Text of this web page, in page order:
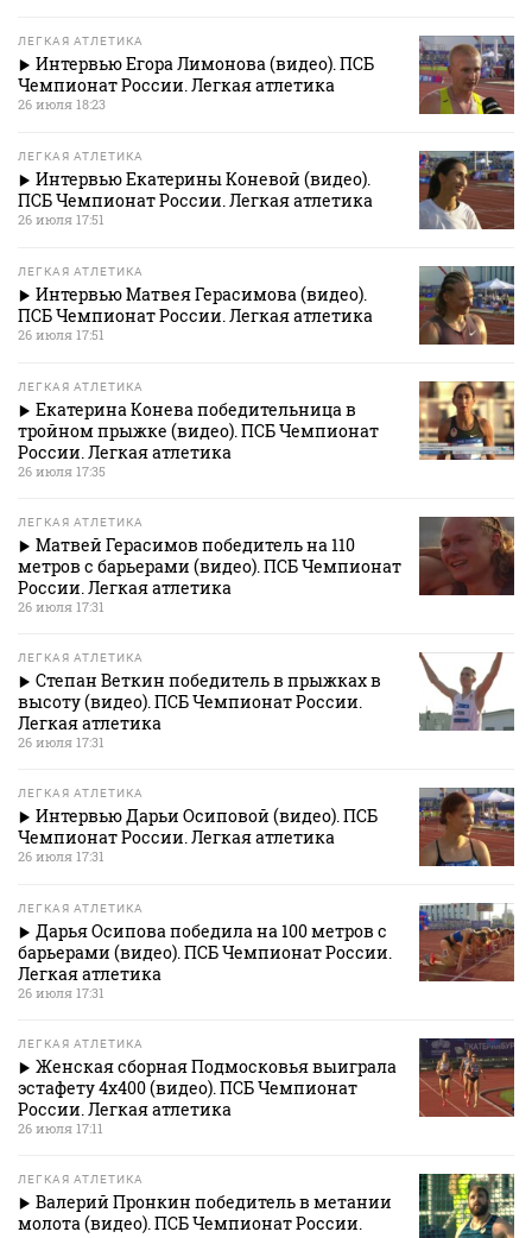
ЛЕГКАЯ АТЛЕТИКА
Интервью Егора Лимонова (видео). ПСБ
Чемпионат России. Легкая атлетика
26 июля 18:23
ЛЕГКАЯ АТЛЕТИКА
Интервью Екатерины Коневой (видео).
ПСБ Чемпионат России. Легкая атлетика
26 июля 17:51
ЛЕГКАЯ АТЛЕТИКА
Интервью Матвея Герасимова (видео).
ПСБ Чемпионат России. Легкая атлетика
26 июля 17:51
ЛЕГКАЯ АТЛЕТИКА
Екатерина Конева победительница в
тройном прыжке (видео). ПСБ Чемпионат
России. Легкая атлетика
26 июля 17:35
ЛЕГКАЯ АТЛЕТИКА
Матвей Герасимов победитель на 110
метров с барьерами (видео). ПСБ Чемпионат
России. Легкая атлетика
26 июля 17:31
ЛЕГКАЯ АТЛЕТИКА
Степан Веткин победитель в прыжках в
высоту (видео). ПСБ Чемпионат России.
Легкая атлетика
26 июля 17:31
ЛЕГКАЯ АТЛЕТИКА
Интервью Дарьи Осиповой (видео). ПСБ
Чемпионат России. Легкая атлетика
26 июля 17:31
ЛЕГКАЯ АТЛЕТИКА
Дарья Осипова победила на 100 метров с
барьерами (видео). ПСБ Чемпионат России.
Легкая атлетика
26 июля 17:31
ЛЕГКАЯ АТЛЕТИКА
Женская сборная Подмосковья выиграла
эстафету 4х400 (видео). ПСБ Чемпионат
России. Легкая атлетика
26 июля 17:11
ЛЕГКАЯ АТЛЕТИКА
Валерий Пронкин победитель в метании
молота (видео). ПСБ Чемпионат России.